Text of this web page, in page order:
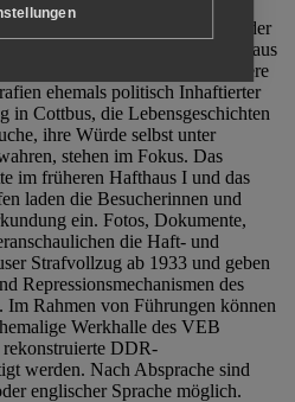
und der SED-Diktatur.
und Sonderausstellungen in der
Beispiele politischen Unrechts aus
20. Jahrhunderts. Eine besondere
ehemals politisch Inhaftierter
in Cottbus, die Lebensgeschichten
ihre Würde selbst unter
stehen im Fokus. Das
im früheren Hafthaus I und das
laden die Besucherinnen und
ein. Fotos, Dokumente,
die Haft- und
Strafvollzug ab 1933 und geben
Repressionsmechanismen des
Im Rahmen von Führungen können
Werkhalle des VEB
DDR-
werden. Nach Absprache sind
englischer Sprache möglich.